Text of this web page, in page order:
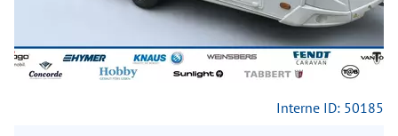
Interne ID: 50185